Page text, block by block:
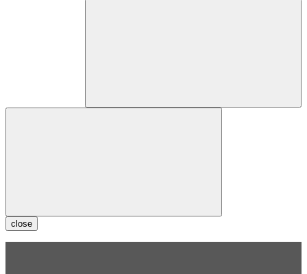
close